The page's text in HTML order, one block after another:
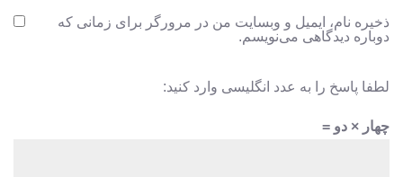
ذخیره نام، ایمیل و وبسایت من در مرورگر برای زمانی که
دوباره دیدگاهی می‌نویسم.
لطفا پاسخ را به عدد انگلیسی وارد کنید:
چهار × دو =